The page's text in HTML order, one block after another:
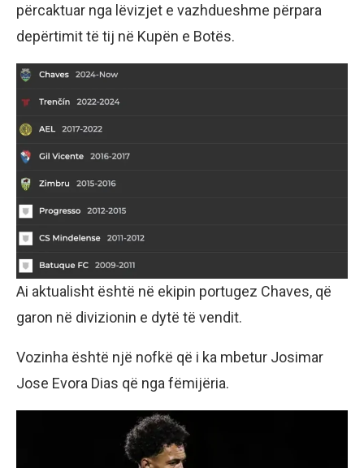
përcaktuar nga lëvizjet e vazhdueshme përpara
depërtimit të tij në Kupën e Botës.
Ai aktualisht është në ekipin portugez Chaves, që
garon në divizionin e dytë të vendit.
Vozinha është një nofkë që i ka mbetur Josimar
Jose Evora Dias që nga fëmijëria.